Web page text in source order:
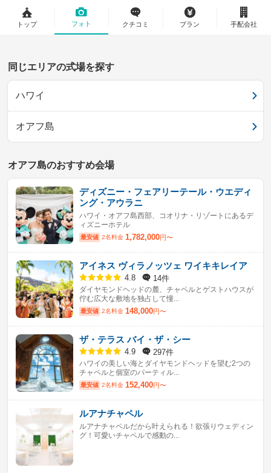
トップ フォト クチコミ プラン 手配会社
同じエリアの式場を探す
ハワイ
オアフ島
オアフ島のおすすめ会場
ディズニー・フェアリーテール・ウエディ
ング・アウラニ
ハワイ・オアフ島西部、コオリナ・リゾートにあるデ
ィズニーホテル
最安値 2名料金 1,782,000円〜
アイネス ヴィラノッツェ ワイキキレイア
4.8 14件
ダイヤモンドヘッドの麓、チャペルとゲストハウスが
佇む広大な敷地を独占して憧...
最安値 2名料金 148,000円〜
ザ・テラス バイ・ザ・シー
4.9 297件
ハワイの美しい海とダイヤモンドヘッドを望む2つの
チャペルと個室のパーティル...
最安値 2名料金 152,400円〜
ルアナチャペル
ルアナチャペルだから叶えられる！欲張りウェディン
グ！可愛いチャペルで感動の...